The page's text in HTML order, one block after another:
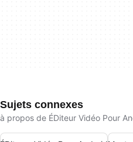
Sujets connexes
à propos de ÉDiteur Vidéo Pour